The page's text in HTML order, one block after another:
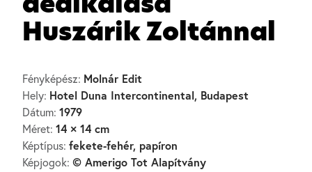
dedikálása
Huszárik Zoltánnal
Fényképész: Molnár Edit
Hely: Hotel Duna Intercontinental, Budapest
Dátum: 1979
Méret: 14 × 14 cm
Képtípus: fekete-fehér, papíron
Képjogok: © Amerigo Tot Alapítvány